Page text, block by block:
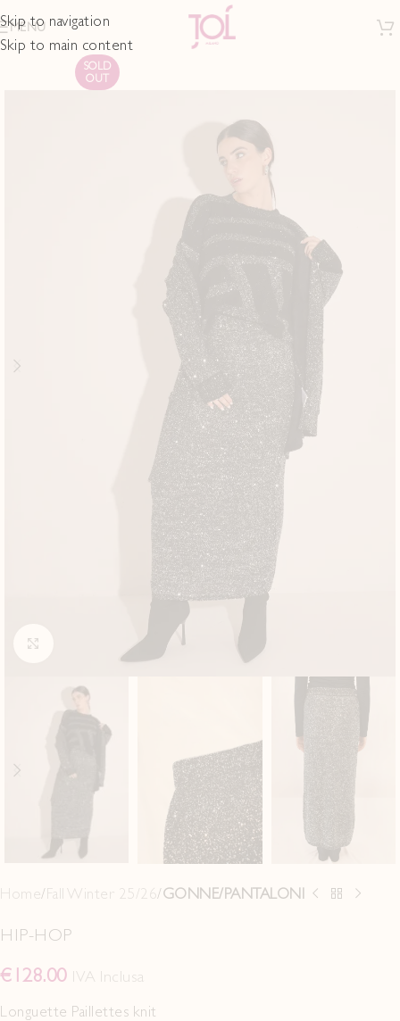
Skip to navigation
Skip to main content
MENU
SOLD
OUT
Click to enlarge
Home Fall Winter 25/26 GONNE/PANTALONI
HIP-HOP
€ 128.00 IVA Inclusa
Longuette Paillettes knit